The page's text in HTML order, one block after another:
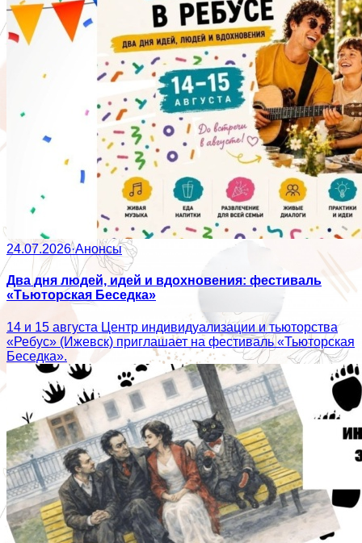
24.07.2026·Анонсы
Два дня людей, идей и вдохновения: фестиваль
«Тьюторская Беседка»
14 и 15 августа Центр индивидуализации и тьюторства
«Ребус» (Ижевск) приглашает на фестиваль «Тьюторская
Беседка».